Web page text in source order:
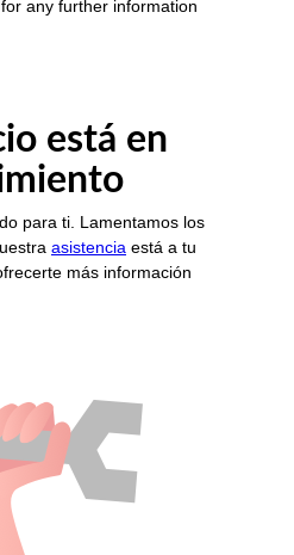
for any further information
está en
para ti. Lamentamos los
asistencia está a tu
más información